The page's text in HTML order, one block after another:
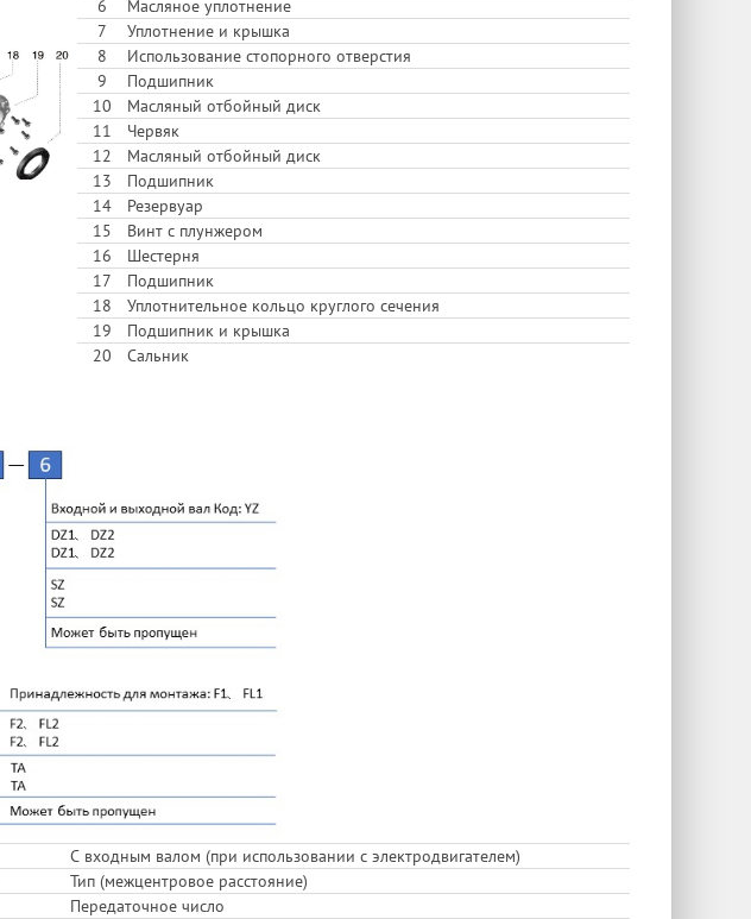
6
Масляное уплотнение
7
Уплотнение и крышка
8
Использование стопорного отверстия
9
Подшипник
10
Масляный отбойный диск
11
Червяк
12
Масляный отбойный диск
13
Подшипник
14
Резервуар
15
Винт с плунжером
16
Шестерня
17
Подшипник
18
Уплотнительное кольцо круглого сечения
19
Подшипник и крышка
20
Сальник
С входным валом (при использовании с электродвигателем)
Тип (межцентровое расстояние)
Передаточное число